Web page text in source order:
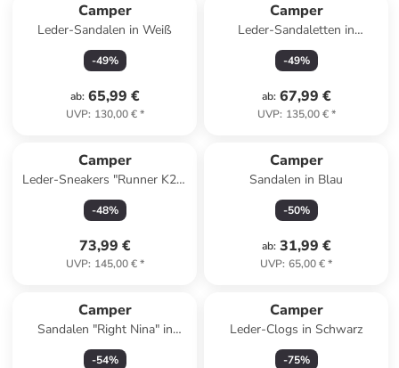
Camper
Leder-Sandalen in Weiß
-49%
ab: 65,99 €
UVP: 130,00 €*
Camper
Leder-Sandaletten in
Hellbraun
-49%
ab: 67,99 €
UVP: 135,00 €*
Camper
Leder-Sneakers "Runner K21"
in Schwarz
-48%
73,99 €
UVP: 145,00 €*
Camper
Sandalen in Blau
-50%
ab: 31,99 €
UVP: 65,00 €*
Camper
Sandalen "Right Nina" in
Creme
-54%
Camper
Leder-Clogs in Schwarz
-75%